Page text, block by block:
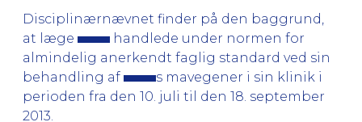
Disciplinærnævnet finder på den baggrund,
at læge
handlede under normen for
almindelig anerkendt faglig standard ved sin
behandling af
s mavegener i sin klinik i
perioden fra den 10. juli til den 18. september
2013.